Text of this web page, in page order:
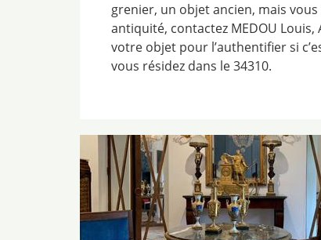
grenier, un objet ancien, mais
antiquité, contactez MEDOU
votre objet pour l’authentifier si
vous résidez dans le 34310.